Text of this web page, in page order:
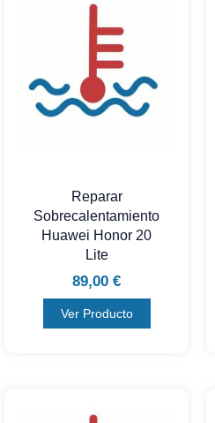
Reparar
Sobrecalentamiento
Huawei Honor 20
Lite
89,00 €
Ver Producto